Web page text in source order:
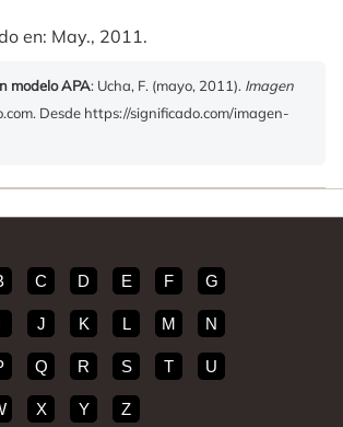
en: May., 2011.
modelo APA: Ucha, F. (mayo, 2011). Imagen
Desde https://significado.com/imagen-
C D E F G
J K L M N
Q R S T U
X Y Z